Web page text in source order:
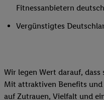
Fitnessanbietern
Vergünstigtes
Wir legen Wert darauf,
Mit attraktiven Benefits
auf Zutrauen, Vielfalt und